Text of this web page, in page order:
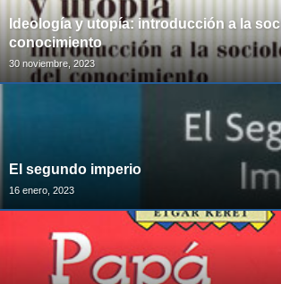
Ideología y utopía: introducción a la
conocimiento
30 noviembre, 2023
El segundo imperio
16 enero, 2023